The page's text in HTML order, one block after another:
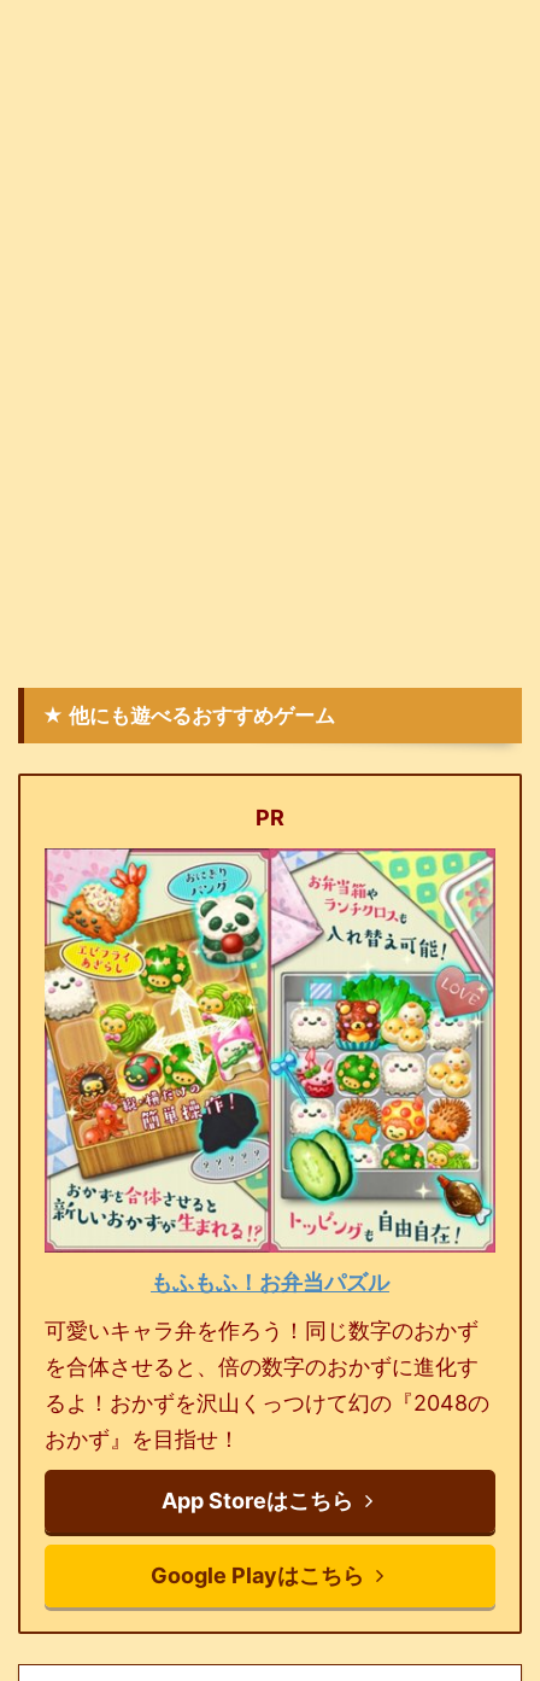
★ 他にも遊べるおすすめゲーム
PR
もふもふ！お弁当パズル
可愛いキャラ弁を作ろう！同じ数字のおかず
を合体させると、倍の数字のおかずに進化す
るよ！おかずを沢山くっつけて幻の『2048の
おかず』を目指せ！
App Storeはこちら
Google Playはこちら